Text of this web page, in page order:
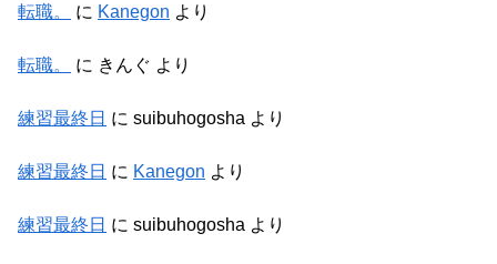
転職。 に Kanegon より
転職。 に きんぐ より
練習最終日 に suibuhogosha より
練習最終日 に Kanegon より
練習最終日 に suibuhogosha より